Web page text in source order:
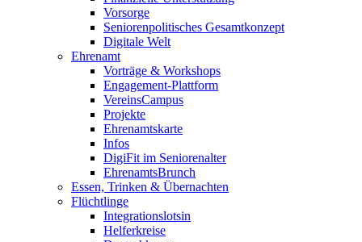
Vorsorge
Seniorenpolitisches Gesamtkonzept
Digitale Welt
Ehrenamt
Vorträge & Workshops
Engagement-Plattform
VereinsCampus
Projekte
Ehrenamtskarte
Infos
DigiFit im Seniorenalter
EhrenamtsBrunch
Essen, Trinken & Übernachten
Flüchtlinge
Integrationslotsin
Helferkreise